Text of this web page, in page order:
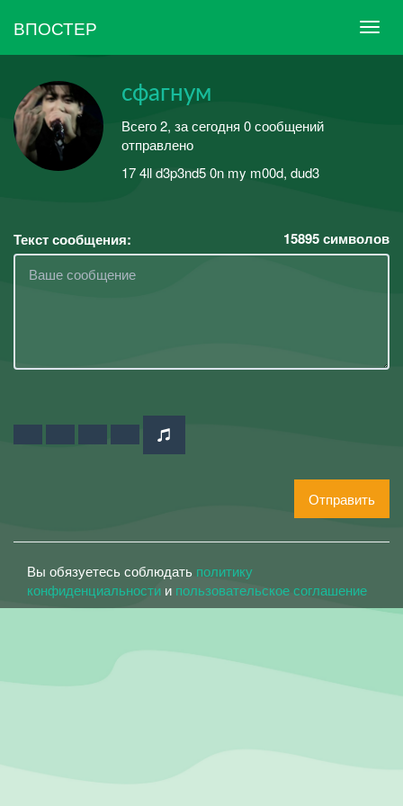
ВПОСТЕР
сфагнум
Всего 2, за сегодня 0 сообщений
отправлено
17 4ll d3p3nd5 0n my m00d, dud3
Текст сообщения: 15895символов
Отправить
Вы обязуетесь соблюдать политику
конфиденциальности и пользовательское соглашение